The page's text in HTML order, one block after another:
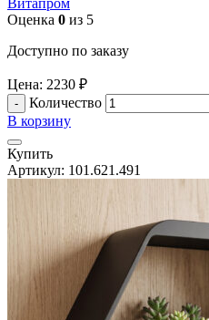
Оценка 0 из 5
Доступно по заказу
Цена: 2230 ₽
Количество
В корзину
Купить
Артикул: 101.621.491